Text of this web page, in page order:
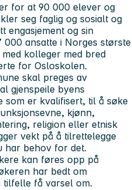
for at 90 000 elever og
seg faglig og sosialt og
engasjement og sin
000 ansatte i Norges største
kolleger med bred
for Osloskolen.
skal preges av
gjenspeile byens
er kvalifisert, til å søke
kjønn,
religion eller etnisk
vekt på å tilrettelegge
har behov for det.
kan føres opp på
har bedt om
tilfelle få varsel om.